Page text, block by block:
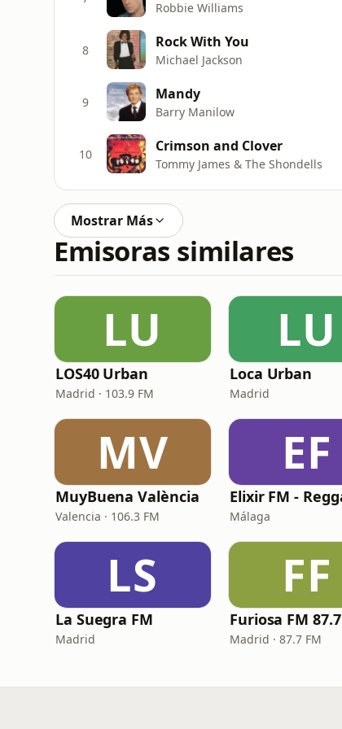
Robbie Williams
8 Rock With You
Michael Jackson
9 Mandy
Barry Manilow
10 Crimson and Clover
Tommy James & The Shondells
Mostrar Más
Emisoras similares
LU
LOS40 Urban
Madrid · 103.9 FM
LU
Loca Urban
Madrid
MV
MuyBuena València
Valencia · 106.3 FM
EF
Málaga
LS
La Suegra FM
Madrid
FF
Furiosa FM 87.7
Madrid · 87.7 FM